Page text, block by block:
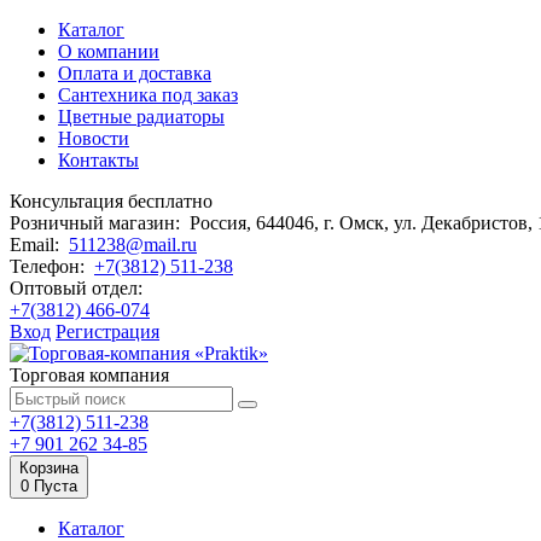
Каталог
О компании
Оплата и доставка
Сантехника под заказ
Цветные радиаторы
Новости
Контакты
Консультация бесплатно
Розничный магазин: Россия, 644046, г. Омск, ул. Декабристов,
Email: 511238@mail.ru
Телефон: +7(3812) 511-238
Оптовый отдел:
+7(3812) 466-074
Вход Регистрация
Торговая компания
+7(3812) 511-238
+7 901 262 34-85
Корзина
0 Пуста
Каталог